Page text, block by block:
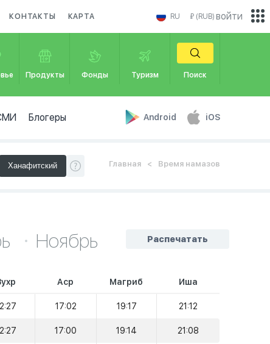
КОНТАКТЫ КАРТА RU ₽ (RUB)
Продукты Фонды Туризм Поиск
Блогеры Android iOS
войти
Главная Время намазов
Распечатать
Ноябрь
Аср Магриб Иша
17:02 19:17 21:12
17:00 19:14 21:08